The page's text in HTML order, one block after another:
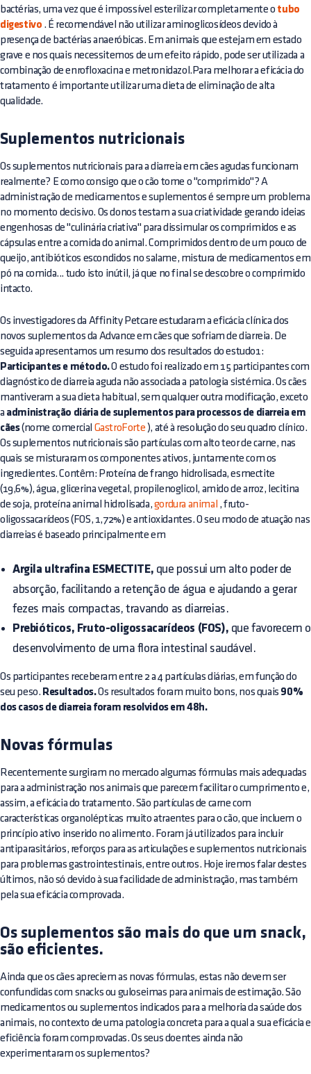
bactérias, uma vez que é impossível esterilizar completamente o tubo
digestivo . É recomendável não utilizar aminoglicosídeos devido à
presença de bactérias anaeróbicas. Em animais que estejam em estado
grave e nos quais necessitemos de um efeito rápido, pode ser utilizada a
combinação de enrofloxacina e metronidazol.Para melhorar a eficácia do
tratamento é importante utilizar uma dieta de eliminação de alta
qualidade.
Suplementos nutricionais
Os suplementos nutricionais para a diarreia em cães agudas funcionam
realmente? E como consigo que o cão tome o "comprimido"? A
administração de medicamentos e suplementos é sempre um problema
no momento decisivo. Os donos testam a sua criatividade gerando ideias
engenhosas de "culinária criativa" para dissimular os comprimidos e as
cápsulas entre a comida do animal. Comprimidos dentro de um pouco de
queijo, antibióticos escondidos no salame, mistura de medicamentos em
pó na comida... tudo isto inútil, já que no final se descobre o comprimido
intacto.
Os investigadores da Affinity Petcare estudaram a eficácia clínica dos
novos suplementos da Advance em cães que sofriam de diarreia. De
seguida apresentamos um resumo dos resultados do estudo1:
Participantes e método.O estudo foi realizado em 15 participantes com
diagnóstico de diarreia aguda não associada a patologia sistémica. Os cães
mantiveram a sua dieta habitual, sem qualquer outra modificação, exceto
a administração diária de suplementos para processos de diarreia em
cães(nome comercial GastroForte ), até à resolução do seu quadro clínico.
Os suplementos nutricionais são partículas com alto teor de carne, nas
quais se misturaram os componentes ativos, juntamente com os
ingredientes. Contêm: Proteína de frango hidrolisada, esmectite
(19,6%), água, glicerina vegetal, propilenoglicol, amido de arroz, lecitina
de soja, proteína animal hidrolisada, gordura animal , fruto-
oligossacarídeos (FOS, 1,72%) e antioxidantes. O seu modo de atuação nas
diarreias é baseado principalmente em
Argila ultrafina ESMECTITE, que possui um alto poder de
absorção, facilitando a retenção de água e ajudando a gerar
fezes mais compactas, travando as diarreias.
Prebióticos, Fruto-oligossacarídeos (FOS), que favorecem o
desenvolvimento de uma flora intestinal saudável.
Os participantes receberam entre 2 a 4 partículas diárias, em função do
seu peso. Resultados.Os resultados foram muito bons, nos quais 90%
dos casos de diarreia foram resolvidos em 48h.
Novas fórmulas
Recentemente surgiram no mercado algumas fórmulas mais adequadas
para a administração nos animais que parecem facilitar o cumprimento e,
assim, a eficácia do tratamento. São partículas de carne com
características organolépticas muito atraentes para o cão, que incluem o
princípio ativo inserido no alimento. Foram já utilizados para incluir
antiparasitários, reforços para as articulações e suplementos nutricionais
para problemas gastrointestinais, entre outros. Hoje iremos falar destes
últimos, não só devido à sua facilidade de administração, mas também
pela sua eficácia comprovada.
Os suplementos são mais do que um snack,
são eficientes.
Ainda que os cães apreciem as novas fórmulas, estas não devem ser
confundidas com snacks ou guloseimas para animais de estimação. São
medicamentos ou suplementos indicados para a melhoria da saúde dos
animais, no contexto de uma patologia concreta para a qual a sua eficácia e
eficiência foram comprovadas. Os seus doentes ainda não
experimentaram os suplementos?